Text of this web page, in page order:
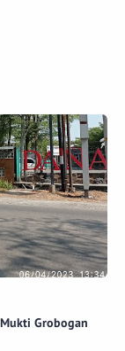
Grobogan